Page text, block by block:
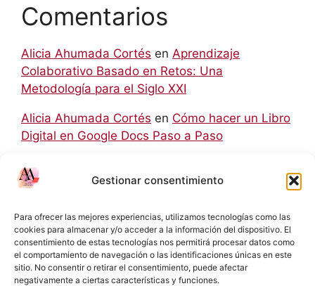
Gestionar consentimiento
Para ofrecer las mejores experiencias, utilizamos tecnologías como las
cookies para almacenar y/o acceder a la información del dispositivo. El
consentimiento de estas tecnologías nos permitirá procesar datos como
el comportamiento de navegación o las identificaciones únicas en este
sitio. No consentir o retirar el consentimiento, puede afectar
negativamente a ciertas características y funciones.
Comentarios
Alicia Ahumada Cortés en Aprendizaje
Colaborativo Basado en Retos: Una
Metodología para el Siglo XXI
Alicia Ahumada Cortés en Cómo hacer un Libro
Digital en Google Docs Paso a Paso
hello world
en Retos: Una Metodología para el Siglo XXI
RodolfoenCómo hacer un Libro Digital en
Google Docs Paso a Paso
Eliecer Campos CárdenasenDiferencias y
Relaciones entre las NIC y las NIIF: Una Guía